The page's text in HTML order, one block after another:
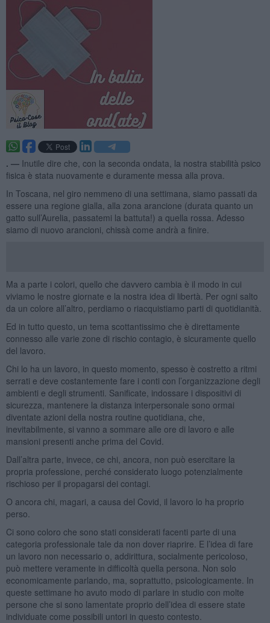
. — Inutile dire che, con la seconda ondata, la nostra stabilità psico
fisica è stata nuovamente e duramente messa alla prova.
In Toscana, nel giro nemmeno di una settimana, siamo passati da
essere una regione gialla, alla zona arancione (durata quanto un
gatto sull’Aurelia, passatemi la battuta!) a quella rossa. Adesso
siamo di nuovo arancioni, chissà come andrà a finire.
Ma a parte i colori, quello che davvero cambia è il modo in cui
viviamo le nostre giornate e la nostra idea di libertà. Per ogni salto
da un colore all’altro, perdiamo o riacquistiamo parti di quotidianità.
Ed in tutto questo, un tema scottantissimo che è direttamente
connesso alle varie zone di rischio contagio, è sicuramente quello
del lavoro.
Chi lo ha un lavoro, in questo momento, spesso è costretto a ritmi
serrati e deve costantemente fare i conti con l’organizzazione degli
ambienti e degli strumenti. Sanificate, indossare i dispositivi di
sicurezza, mantenere la distanza interpersonale sono ormai
diventate azioni della nostra routine quotidiana, che,
inevitabilmente, si vanno a sommare alle ore di lavoro e alle
mansioni presenti anche prima del Covid.
Dall’altra parte, invece, ce chi, ancora, non può esercitare la
propria professione, perché considerato luogo potenzialmente
rischioso per il propagarsi dei contagi.
O ancora chi, magari, a causa del Covid, il lavoro lo ha proprio
perso.
Ci sono coloro che sono stati considerati facenti parte di una
categoria professionale tale da non dover riaprire. E l’idea di fare
un lavoro non necessario o, addirittura, socialmente pericoloso,
può mettere veramente in difficoltà quella persona. Non solo
economicamente parlando, ma, soprattutto, psicologicamente. In
queste settimane ho avuto modo di parlare in studio con molte
persone che si sono lamentate proprio dell’idea di essere state
individuate come possibili untori in questo contesto.